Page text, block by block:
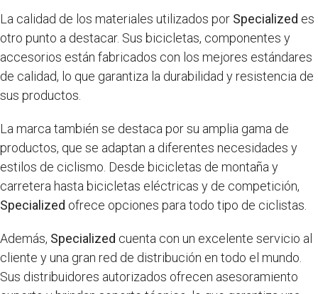
La calidad de los materiales utilizados por Specialized es
otro punto a destacar. Sus bicicletas, componentes y
accesorios están fabricados con los mejores estándares
de calidad, lo que garantiza la durabilidad y resistencia de
sus productos.
La marca también se destaca por su amplia gama de
productos, que se adaptan a diferentes necesidades y
estilos de ciclismo. Desde bicicletas de montaña y
carretera hasta bicicletas eléctricas y de competición,
Specialized ofrece opciones para todo tipo de ciclistas.
Además, Specialized cuenta con un excelente servicio al
cliente y una gran red de distribución en todo el mundo.
Sus distribuidores autorizados ofrecen asesoramiento